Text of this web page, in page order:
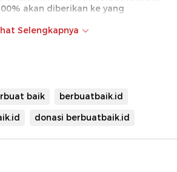
akan diberikan ke yang
platform penggalangan dana
dalam kelompok
Selengkapnya
baik
berbuatbaik.id
donasi berbuatbaik.id